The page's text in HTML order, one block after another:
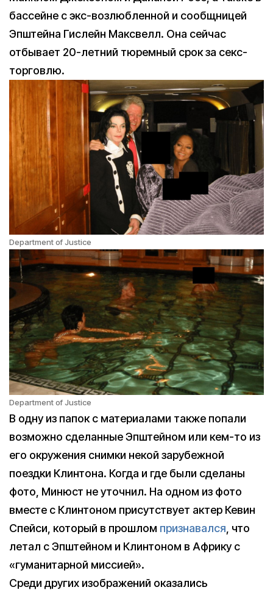
бассейне с экс-возлюбленной и сообщницей
Эпштейна Гислейн Максвелл. Она сейчас
отбывает 20-летний тюремный срок за секс-
торговлю.
Department of Justice
Department of Justice
В одну из папок с материалами также попали
возможно сделанные Эпштейном или кем-то из
его окружения снимки некой зарубежной
поездки Клинтона. Когда и где были сделаны
фото, Минюст не уточнил. На одном из фото
вместе с Клинтоном присутствует актер Кевин
Спейси, который в прошлом признавался , что
летал с Эпштейном и Клинтоном в Африку с
«гуманитарной миссией».
Среди других изображений оказались